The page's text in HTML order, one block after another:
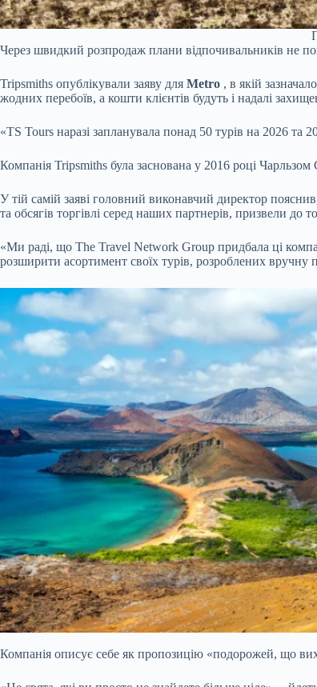
Через швидкий розпродаж плани відпочивальників не
Tripsmiths опублікували заяву для Metro , в якій
жодних перебоїв, а кошти клієнтів будуть і надалі
«TS Tours наразі запланувала понад 50 турів на 2026 та
Компанія Tripsmiths була заснована у 2016 році
У тій самій заяві головний виконавчий директор
та обсягів торгівлі серед наших партнерів, призвели
«Ми раді, що The Travel Network Group придбала ці
розширити асортимент своїх турів, розроблених вручну
Компанія описує себе як пропозицію «подорожей, що